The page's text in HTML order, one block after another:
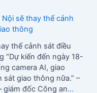
Nội sẽ thay thế cảnh
thông
thế cảnh sát điều
“Dự kiến đến ngày 18-
camera AI, giao
giao thông nữa.” –
giám đốc Công an...